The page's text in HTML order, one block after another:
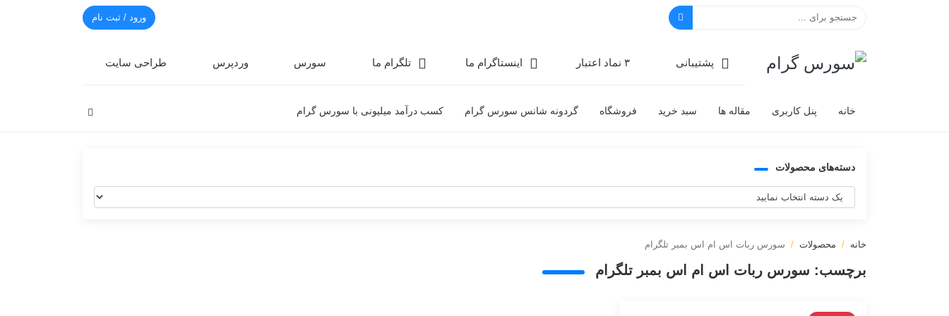
ورود / ثبت نام
سورس گرام
پشتیبانی ۳ نماد اعتبار اینستاگرام ما تلگرام ما سورس وردپرس طراحی سایت
خانه پنل کاربری مقاله ها سبد خرید فروشگاه گردونه شانس سورس گرام کسب درآمد میلیونی با سورس گرام
دسته‌های محصولات
خانه محصولات سورس ربات اس ام اس بمبر تلگرام
برچسب: سورس ربات اس ام اس بمبر تلگرام